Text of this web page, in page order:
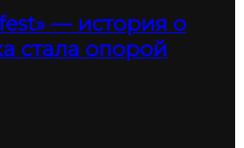
— история о
стала опорой